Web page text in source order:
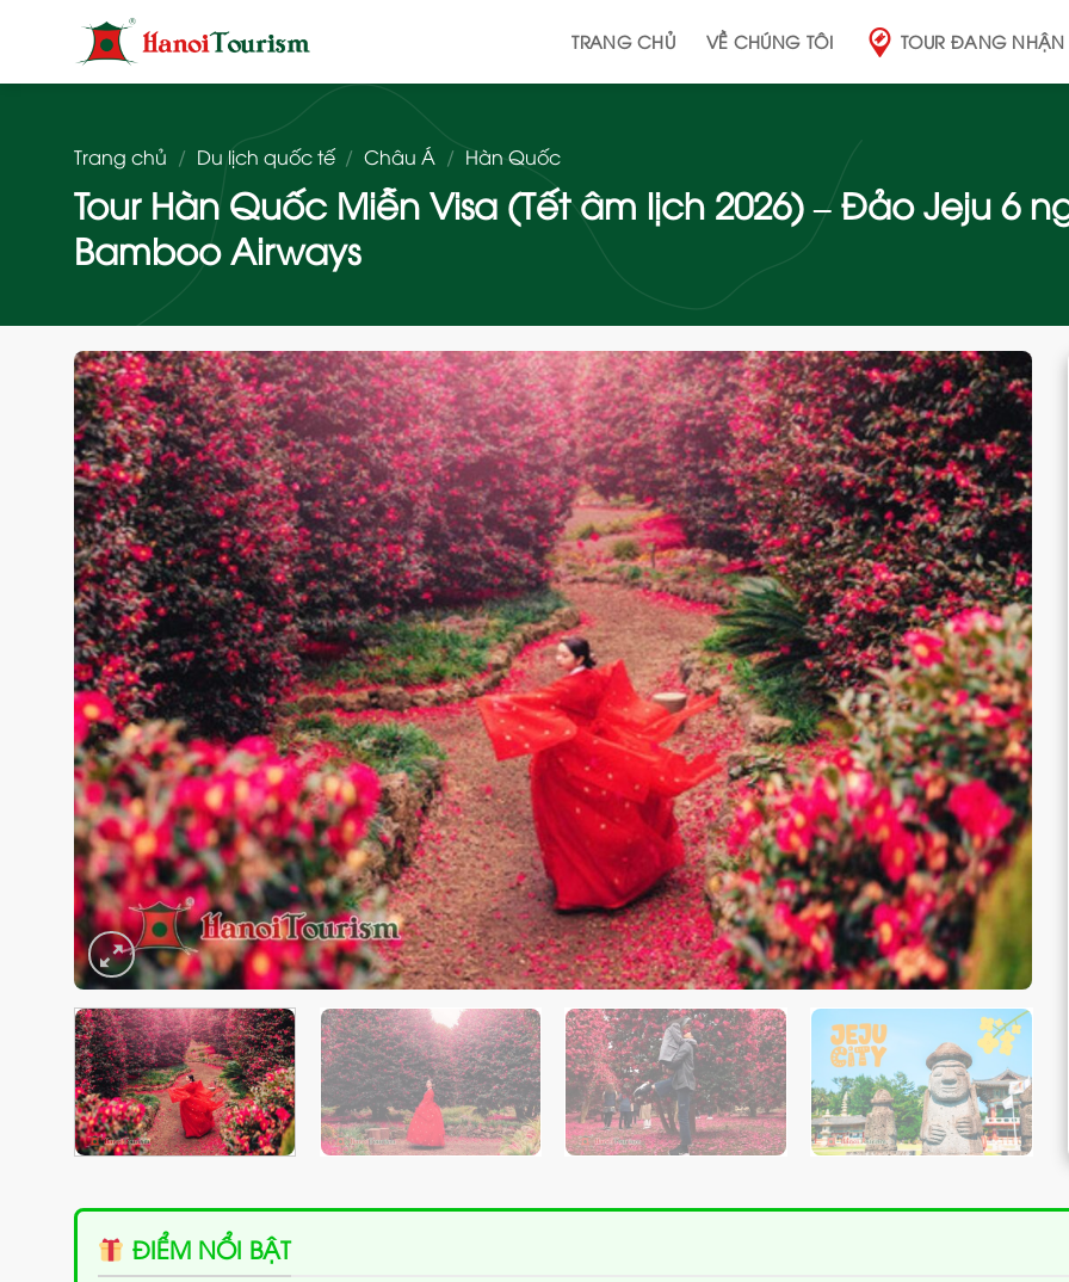
dung
TRANG CHỦ VỀ CHÚNG TÔI TOUR ĐANG
Trang chủ / Du lịch quốc tế / Châu Á / Hàn Quốc
Tour Hàn Quốc Miễn Visa (Tết âm lịch 2026) – Đảo Jeju 6
Bamboo Airways
Add
to
wishlist
ĐIỂM NỔI BẬT